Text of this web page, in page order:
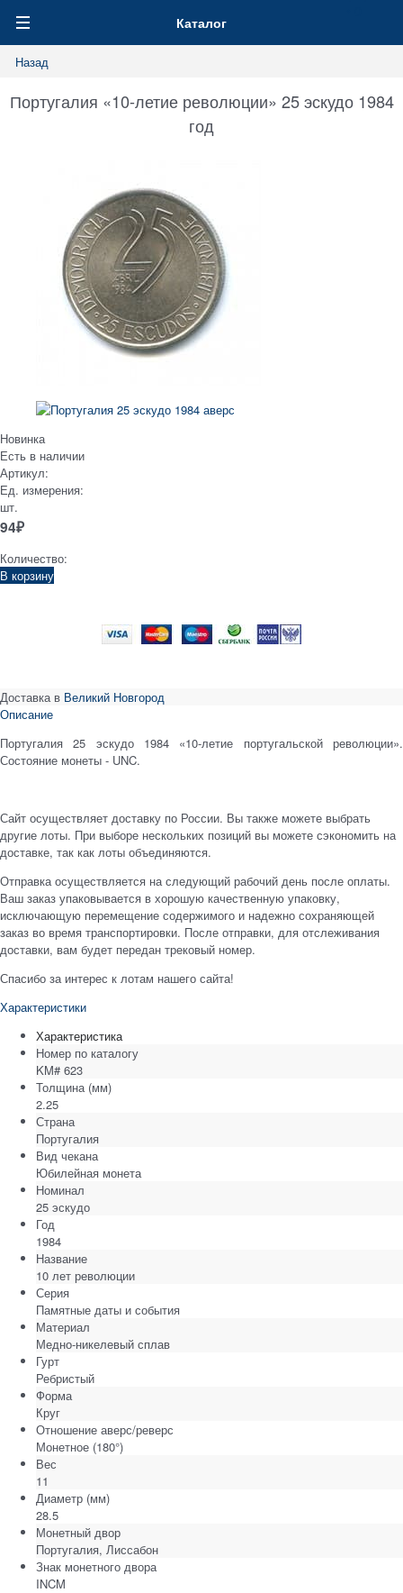
Каталог
Назад
Португалия «10-летие революции» 25 эскудо 1984
год
Новинка
Есть в наличии
Артикул:
Ед. измерения:
шт.
94₽
Количество:
В корзину
Доставка в Великий Новгород
Описание
Португалия 25 эскудо 1984 «10-летие португальской революции».
Состояние монеты - UNC.
Сайт осуществляет доставку по России. Вы также можете выбрать
другие лоты. При выборе нескольких позиций вы можете сэкономить на
доставке, так как лоты объединяются.
Отправка осуществляется на следующий рабочий день после оплаты.
Ваш заказ упаковывается в хорошую качественную упаковку,
исключающую перемещение содержимого и надежно сохраняющей
заказ во время транспортировки. После отправки, для отслеживания
доставки, вам будет передан трековый номер.
Спасибо за интерес к лотам нашего сайта!
Характеристики
Характеристика
Номер по каталогу
KM# 623
Толщина (мм)
2.25
Страна
Португалия
Вид чекана
Юбилейная монета
Номинал
25 эскудо
Год
1984
Название
10 лет революции
Серия
Памятные даты и события
Материал
Медно-никелевый сплав
Гурт
Ребристый
Форма
Круг
Отношение аверс/реверс
Монетное (180°)
Вес
11
Диаметр (мм)
28.5
Монетный двор
Португалия, Лиссабон
Знак монетного двора
INCM